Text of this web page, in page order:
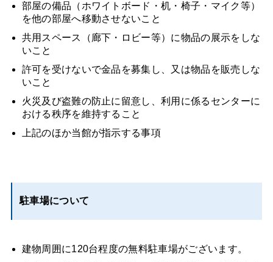
部屋の備品（ホワイトボード・机・椅子・マイク等）
を他の部屋へ移動させないこと
共用スペース（廊下・ロビー等）に物品の展示をしな
いこと
許可を受けないで金品を募集し、又は物品を販売しな
いこと
火災及び盗難の防止に留意し、利用に係るセンターに
おける秩序を維持すること
上記のほか当館が指示する事項
駐車場について
建物周囲に120台程度の無料駐車場がございます。